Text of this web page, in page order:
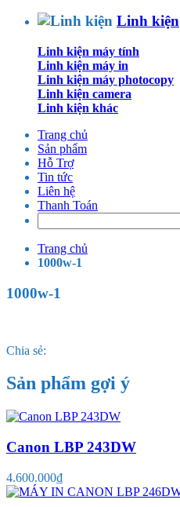
Linh kiện
Linh kiện máy tính
Linh kiện máy in
Linh kiện máy photocopy
Linh kiện camera
Linh kiện khác
Trang chủ
Sản phẩm
Hỗ Trợ
Tin tức
Liên hệ
Thanh Toán
Trang chủ
1000w-1
1000w-1
Chia sẻ:
Sản phẩm gợi ý
Canon LBP 243DW
4.600.000₫